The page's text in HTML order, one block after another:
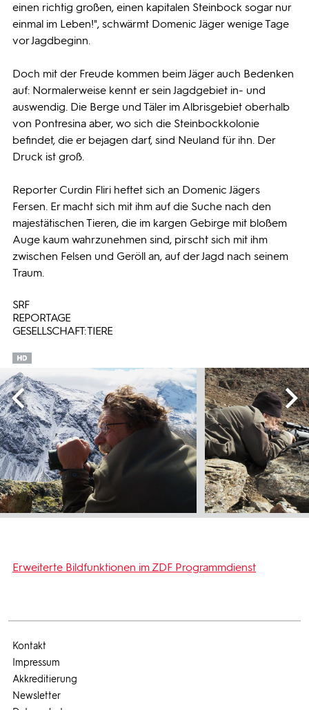
einen richtig großen, einen kapitalen Steinbock sogar nur
einmal im Leben!", schwärmt Domenic Jäger wenige Tage
vor Jagdbeginn.
Doch mit der Freude kommen beim Jäger auch Bedenken
auf: Normalerweise kennt er sein Jagdgebiet in- und
auswendig. Die Berge und Täler im Albrisgebiet oberhalb
von Pontresina aber, wo sich die Steinbockkolonie
befindet, die er bejagen darf, sind Neuland für ihn. Der
Druck ist groß.
Reporter Curdin Fliri heftet sich an Domenic Jägers
Fersen. Er macht sich mit ihm auf die Suche nach den
majestätischen Tieren, die im kargen Gebirge mit bloßem
Auge kaum wahrzunehmen sind, pirscht sich mit ihm
zwischen Felsen und Geröll an, auf der Jagd nach seinem
Traum.
SRF
REPORTAGE
GESELLSCHAFT: TIERE
Erweiterte Bildfunktionen im ZDF Programmdienst
Kontakt
Impressum
Akkreditierung
Newsletter